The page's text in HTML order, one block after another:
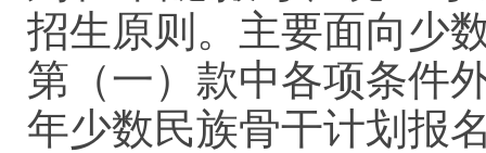
招生原则。主要面向少
第（一）款中各项条件
年少数民族骨干计划报